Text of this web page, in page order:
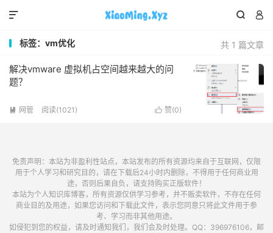
 

共 1 篇文章
标签：vm优化
解决vmware 虚拟机占空间越来越大的问
题？
 赞(0)
 网管 阅读(1021)
免责声明：本站为非盈利性站点，本站发布的所有资源均来自于互联网，仅限
用于个人学习和研究目的，请在下载后24小时内删除，不得用于任何商业用
途，否则后果自负，请支持购买正版软件！
本站为个人知识库博客，所有资源仅供学习参考，并不贩卖软件，不存在任何
商业目的及用途，如果您访问和下载此文件，表示您同意只将此文件用于参
考、学习而非其他用途。
如侵犯到您的权益，请及时通知我们，我们会及时处理。QQ：396976106，邮